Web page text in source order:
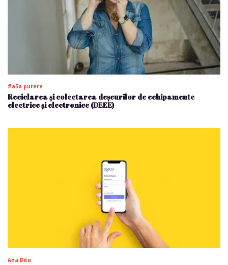
#a5a putere
Reciclarea și colectarea deșeurilor de echipamente
electrice și electronice (DEEE)
Ana Bitu